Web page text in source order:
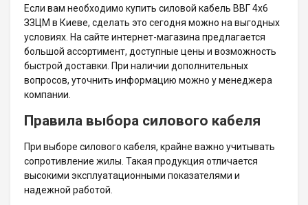
Если вам необходимо купить силовой кабель ВВГ 4х6
ЗЗЦМ в Киеве, сделать это сегодня можно на выгодных
условиях. На сайте интернет-магазина предлагается
большой ассортимент, доступные цены и возможность
быстрой доставки. При наличии дополнительных
вопросов, уточнить информацию можно у менеджера
компании.
Правила выбора силового кабеля
При выборе силового кабеля, крайне важно учитывать
сопротивление жилы. Такая продукция отличается
высокими эксплуатационными показателями и
надежной работой.